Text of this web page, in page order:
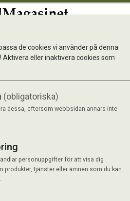
de cookies vi använder på denna
eller inaktivera cookies som
(obligatoriska)
dessa, eftersom webbsidan annars inte
personuppgifter för att visa dig
produkter, tjänster eller ämnen som du kan